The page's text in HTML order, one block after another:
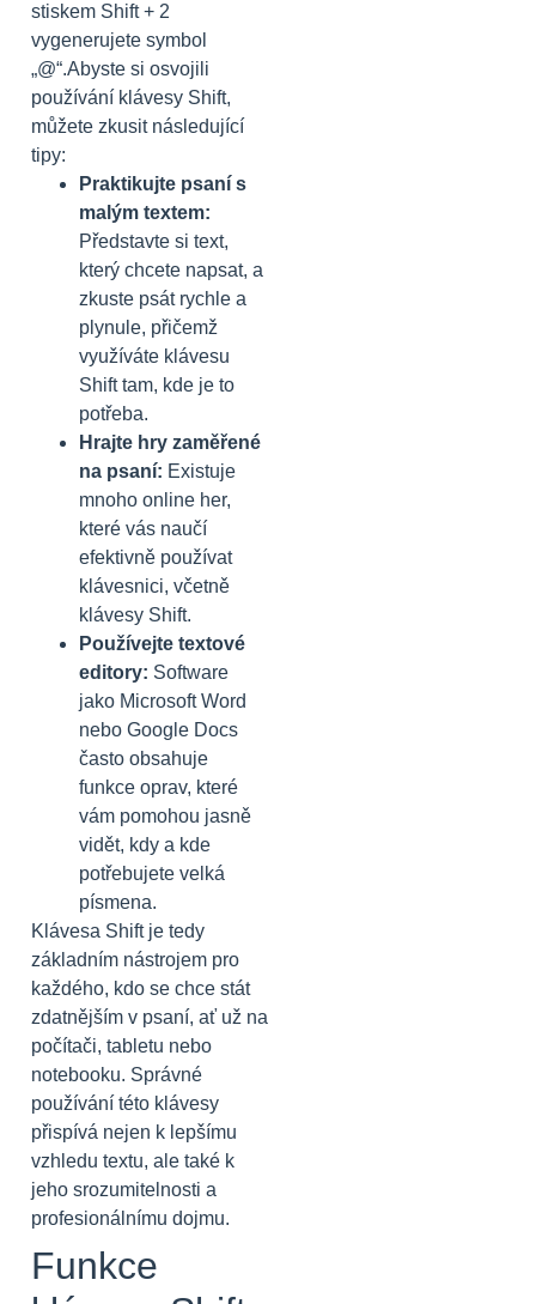
stiskem Shift + 2
vygenerujete symbol
„@“.Abyste si osvojili
používání klávesy Shift,
můžete zkusit následující
tipy:
Praktikujte psaní s
malým textem:
Představte si text,
který chcete napsat, a
zkuste psát rychle a
plynule, přičemž
využíváte klávesu
Shift tam, kde je to
potřeba.
Hrajte hry zaměřené
na psaní: Existuje
mnoho online her,
které vás naučí
efektivně používat
klávesnici, včetně
klávesy Shift.
Používejte textové
editory: Software
jako Microsoft Word
nebo Google Docs
často obsahuje
funkce oprav, které
vám pomohou jasně
vidět, kdy a kde
potřebujete velká
písmena.
Klávesa Shift je tedy
základním nástrojem pro
každého, kdo se chce stát
zdatnějším v psaní, ať už na
počítači, tabletu nebo
notebooku. Správné
používání této klávesy
přispívá nejen k lepšímu
vzhledu textu, ale také k
jeho srozumitelnosti a
profesionálnímu dojmu.
Funkce